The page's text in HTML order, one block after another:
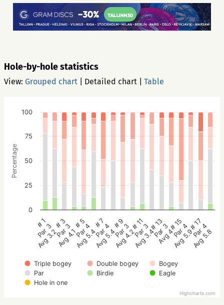
Hole-by-hole statistics
View: Grouped chart Detailed chart Table
Percentage
Triple bogey Double bogey
Bogey
Par
Birdie
Eagle
Hole in one
# 1
Par 3
Avg 3.2
# 3
Par 3
Avg 4.1
# 5
Par 4
Avg 5.4
# 7
Par 4
Avg 5.4
# 9
Par 3
Avg 4.2
# 11
Par 3
Avg 3.4
# 13
Par 3
Avg 4
# 15
Par 4
Avg 5.9
# 17
Par 4
Avg 5.8
0
25
50
75
100
Highcharts.com